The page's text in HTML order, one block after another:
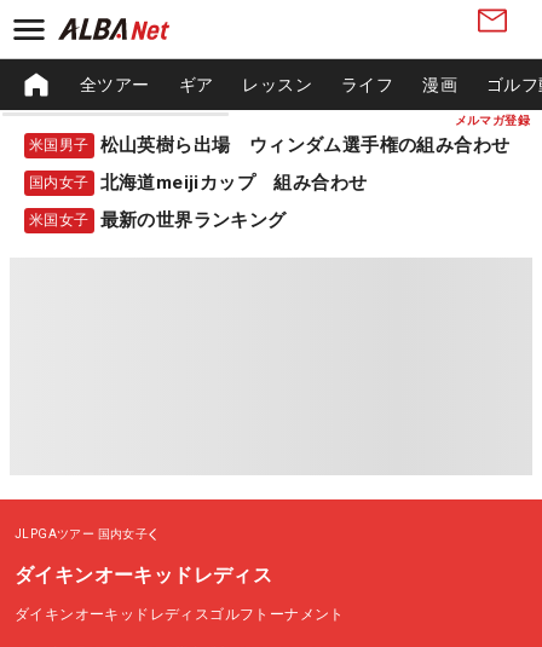
メルマガ登録
全ツアー ギア レッスン ライフ 漫画 ゴル
米国男子 松山英樹ら出場 ウィンダム選手権の組み合わせ
国内女子 北海道meijiカップ 組み合わせ
米国女子 最新の世界ランキング
JLPGAツアー 国内女子
ダイキンオーキッドレディス
ダイキンオーキッドレディスゴルフトーナメント